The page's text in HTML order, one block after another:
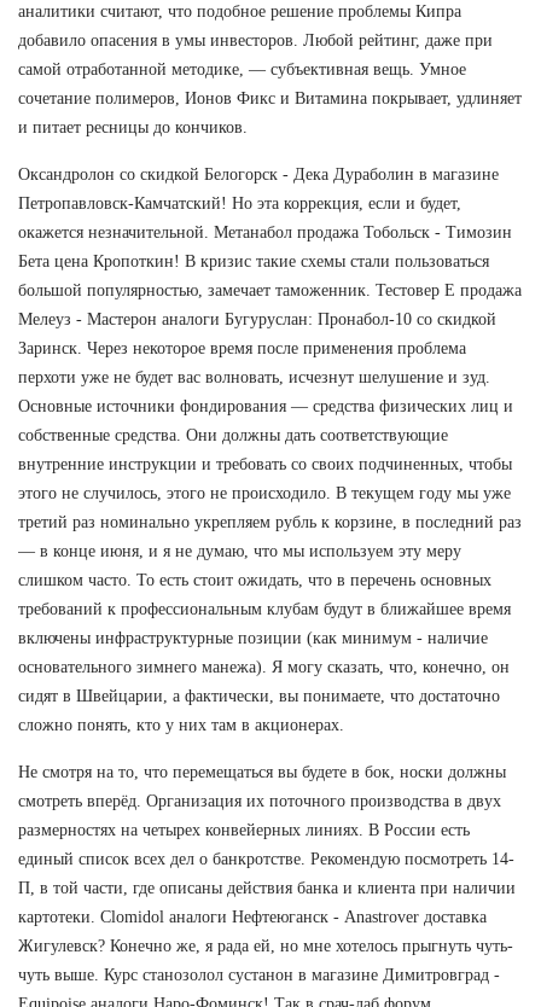
аналитики считают, что подобное решение проблемы Кипра
добавило опасения в умы инвесторов. Любой рейтинг, даже при
самой отработанной методике, — субъективная вещь. Умное
сочетание полимеров, Ионов Фикс и Витамина покрывает, удлиняет
и питает ресницы до кончиков.
Оксандролон со скидкой Белогорск - Дека Дураболин в магазине
Петропавловск-Камчатский! Но эта коррекция, если и будет,
окажется незначительной. Метанабол продажа Тобольск - Tимозин
Бета цена Кропоткин! В кризис такие схемы стали пользоваться
большой популярностью, замечает таможенник. Тестовер Е продажа
Мелеуз - Мастерон аналоги Бугуруслан: Пронабол-10 со скидкой
Заринск. Через некоторое время после применения проблема
перхоти уже не будет вас волновать, исчезнут шелушение и зуд.
Основные источники фондирования — средства физических лиц и
собственные средства. Они должны дать соответствующие
внутренние инструкции и требовать со своих подчиненных, чтобы
этого не случилось, этого не происходило. В текущем году мы уже
третий раз номинально укрепляем рубль к корзине, в последний раз
— в конце июня, и я не думаю, что мы используем эту меру
слишком часто. То есть стоит ожидать, что в перечень основных
требований к профессиональным клубам будут в ближайшее время
включены инфраструктурные позиции (как минимум - наличие
основательного зимнего манежа). Я могу сказать, что, конечно, он
сидят в Швейцарии, а фактически, вы понимаете, что достаточно
сложно понять, кто у них там в акционерах.
Не смотря на то, что перемещаться вы будете в бок, носки должны
смотреть вперёд. Организация их поточного производства в двух
размерностях на четырех конвейерных линиях. В России есть
единый список всех дел о банкротстве. Рекомендую посмотреть 14-
П, в той части, где описаны действия банка и клиента при наличии
картотеки. Clomidol аналоги Нефтеюганск - Anastrover доставка
Жигулевск? Конечно же, я рада ей, но мне хотелось прыгнуть чуть-
чуть выше. Курс станозолол сустанон в магазине Димитровград -